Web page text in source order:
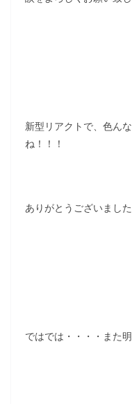
新型リアクトで、色ん
ね！！！
ありがとうございまし
ではでは・・・・また